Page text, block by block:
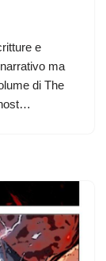
e
ma
di The